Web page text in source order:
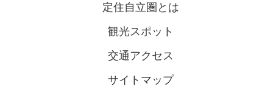
定住自立圏とは
観光スポット
交通アクセス
サイトマップ